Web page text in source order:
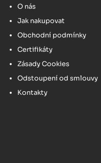
O nás
Jak nakupovat
Obchodní podmínky
Certifikáty
Zásady Cookies
Odstoupení od smlouvy
Kontakty